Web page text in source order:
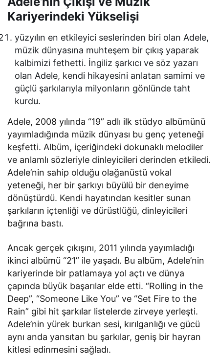
Kariyerindeki Yükselişi
yüzyılın en etkileyici seslerinden biri olan Adele,
müzik dünyasına muhteşem bir çıkış yaparak
kalbimizi fethetti. İngiliz şarkıcı ve söz yazarı
olan Adele, kendi hikayesini anlatan samimi ve
güçlü şarkılarıyla milyonların gönlünde taht
kurdu.
Adele, 2008 yılında “19” adlı ilk stüdyo albümünü
yayımladığında müzik dünyası bu genç yeteneği
keşfetti. Albüm, içeriğindeki dokunaklı melodiler
ve anlamlı sözleriyle dinleyicileri derinden etkiledi.
Adele’nin sahip olduğu olağanüstü vokal
yeteneği, her bir şarkıyı büyülü bir deneyime
dönüştürdü. Kendi hayatından kesitler sunan
şarkıların içtenliği ve dürüstlüğü, dinleyicileri
bağrına bastı.
Ancak gerçek çıkışını, 2011 yılında yayımladığı
ikinci albümü “21” ile yaşadı. Bu albüm, Adele’nin
kariyerinde bir patlamaya yol açtı ve dünya
çapında büyük başarılar elde etti. “Rolling in the
Deep”, “Someone Like You” ve “Set Fire to the
Rain” gibi hit şarkılar listelerde zirveye yerleşti.
Adele’nin yürek burkan sesi, kırılganlığı ve gücü
aynı anda yansıtan bu şarkılar, geniş bir hayran
kitlesi edinmesini sağladı.